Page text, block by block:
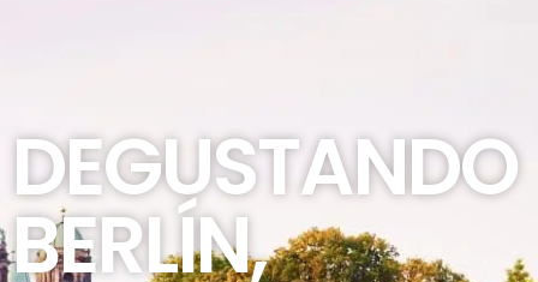
DEGUSTANDO
BERLÍN,